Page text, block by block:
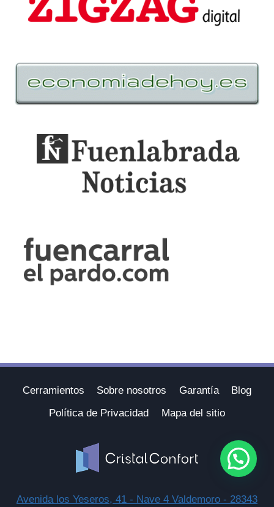
Cerramientos Sobre nosotros Garantía
Blog
Política de Privacidad
Mapa del sitio
Avenida los Yeseros, 41 - Nave 4 Valdemoro - 28343